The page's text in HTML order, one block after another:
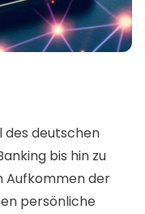
des deutschen
bis hin zu
Aufkommen der
persönliche